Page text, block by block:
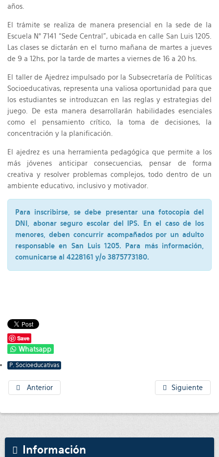
años.
El trámite se realiza de manera presencial en la sede de la
Escuela N° 7141 “Sede Central”, ubicada en calle San Luis 1205.
Las clases se dictarán en el turno mañana de martes a jueves
de 9 a 12hs, por la tarde de martes a viernes de 16 a 20 hs.
El taller de Ajedrez impulsado por la Subsecretaría de Políticas
Socioeducativas, representa una valiosa oportunidad para que
los estudiantes se introduzcan en las reglas y estrategias del
juego. De esta manera desarrollarán habilidades esenciales
como el pensamiento crítico, la toma de decisiones, la
concentración y la planificación.
El ajedrez es una herramienta pedagógica que permite a los
más jóvenes anticipar consecuencias, pensar de forma
creativa y resolver problemas complejos, todo dentro de un
ambiente educativo, inclusivo y motivador.
Para inscribirse, se debe presentar una fotocopia del
DNI, abonar seguro escolar del IPS. En el caso de los
menores, deben concurrir acompañados por un adulto
responsable en San Luis 1205. Para más información,
comunicarse al 4228161 y/o 3875773180.
Save
Whatsapp
P. Socioeducativas
Anterior Siguiente
Información